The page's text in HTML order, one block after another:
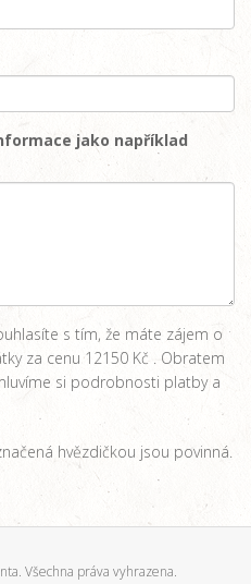
jako například
s tím, že máte zájem o
za cenu 12150 Kč . Obratem
si podrobnosti platby a
hvězdičkou jsou povinná.
Všechna práva vyhrazena.